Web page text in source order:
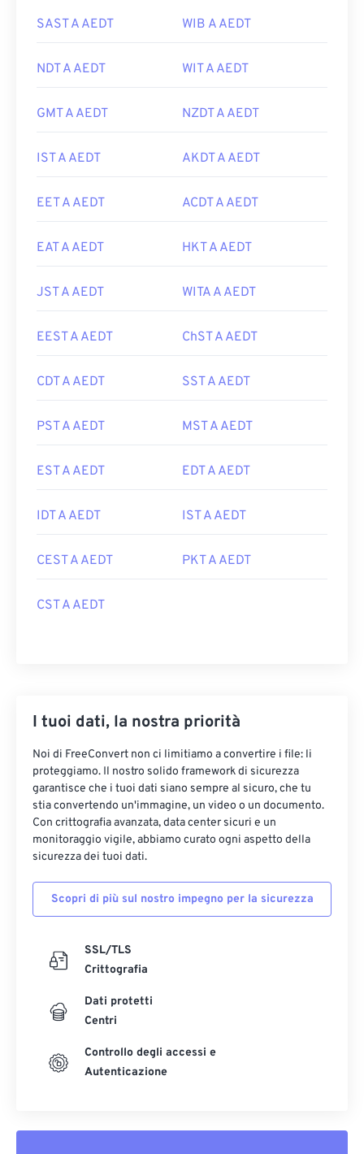
SAST A AEDT WIB A AEDT
NDT A AEDT WIT A AEDT
GMT A AEDT NZDT A AEDT
IST A AEDT AKDT A AEDT
EET A AEDT ACDT A AEDT
EAT A AEDT HKT A AEDT
JST A AEDT WITA A AEDT
EEST A AEDT ChST A AEDT
CDT A AEDT SST A AEDT
PST A AEDT MST A AEDT
EST A AEDT EDT A AEDT
IDT A AEDT IST A AEDT
CEST A AEDT PKT A AEDT
CST A AEDT
I tuoi dati, la nostra priorità
Noi di FreeConvert non ci limitiamo a convertire i file: li
proteggiamo. Il nostro solido framework di sicurezza
garantisce che i tuoi dati siano sempre al sicuro, che tu
stia convertendo un'immagine, un video o un documento.
Con crittografia avanzata, data center sicuri e un
monitoraggio vigile, abbiamo curato ogni aspetto della
sicurezza dei tuoi dati.
Scopri di più sul nostro impegno per la sicurezza
SSL/TLS
Crittografia
Dati protetti
Centri
Controllo degli accessi e
Autenticazione